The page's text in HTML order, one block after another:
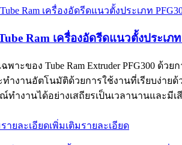
Ram เครื่องอัดรีดแนวตั้งประเภ
พาะของ Tube Ram Extruder PFG300
ทำงานอัตโนมัติด้วยการใช้งานที่เรียบง่า
ทำงานได้อย่างเสถียรเป็นเวลานานและ
ายละเอียดเพิ่มเติมรายละเอียด